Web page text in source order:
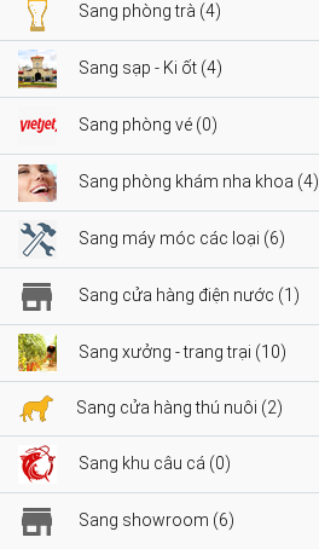
Sang phòng trà (4)
Sang sạp - Ki ốt (4)
Sang phòng vé (0)
Sang phòng khám nha khoa (4)
Sang máy móc các loại (6)
Sang cửa hàng điện nước (1)
Sang xưởng - trang trại (10)
Sang cửa hàng thú nuôi (2)
Sang khu câu cá (0)
Sang showroom (6)